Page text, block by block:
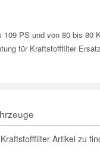
PS und von 80 bis 80
für Kraftstofffilter
Artikel zu